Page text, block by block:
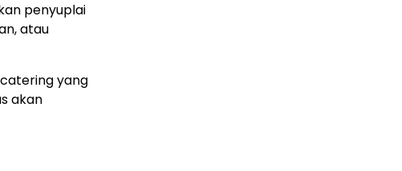
penyuplai
atau
yang
akan